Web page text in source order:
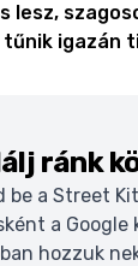
lesz,
tűnik igazán
ránk
be a Street
a Google
hozzuk